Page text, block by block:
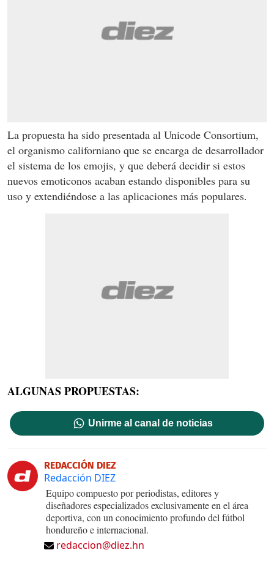
La propuesta ha sido presentada al Unicode Consortium,
el organismo californiano que se encarga de desarrollador
el sistema de los emojis, y que deberá decidir si estos
nuevos emoticonos acaban estando disponibles para su
uso y extendiéndose a las aplicaciones más populares.
ALGUNAS PROPUESTAS:
Unirme al canal de noticias
REDACCIÓN DIEZ
Redacción DIEZ
Equipo compuesto por periodistas, editores y
diseñadores especializados exclusivamente en el área
deportiva, con un conocimiento profundo del fútbol
hondureño e internacional.
redaccion@diez.hn